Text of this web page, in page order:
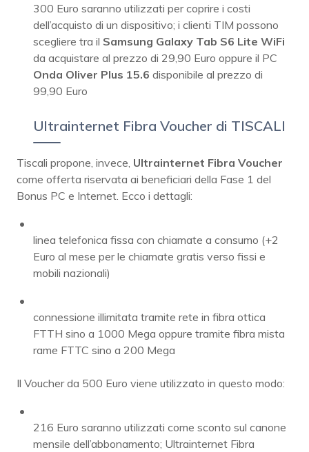
300 Euro saranno utilizzati per coprire i costi
dell’acquisto di un dispositivo; i clienti TIM possono
scegliere tra il Samsung Galaxy Tab S6 Lite WiFi
da acquistare al prezzo di 29,90 Euro oppure il PC
Onda Oliver Plus 15.6 disponibile al prezzo di
99,90 Euro
Ultrainternet Fibra Voucher di TISCALI
Tiscali propone, invece, Ultrainternet Fibra Voucher
come offerta riservata ai beneficiari della Fase 1 del
Bonus PC e Internet. Ecco i dettagli:
linea telefonica fissa con chiamate a consumo (+2
Euro al mese per le chiamate gratis verso fissi e
mobili nazionali)
connessione illimitata tramite rete in fibra ottica
FTTH sino a 1000 Mega oppure tramite fibra mista
rame FTTC sino a 200 Mega
Il Voucher da 500 Euro viene utilizzato in questo modo:
216 Euro saranno utilizzati come sconto sul canone
mensile dell’abbonamento; Ultrainternet Fibra